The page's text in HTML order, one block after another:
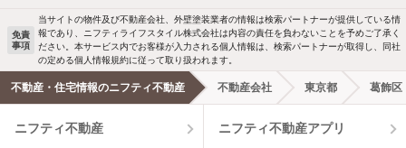
免責
事項
当サイトの物件及び不動産会社、外壁塗装業者の情報は検索パートナーが提供している情
報であり、ニフティライフスタイル株式会社は内容の責任を負わないことを予めご了承く
ださい。本サービス内でお客様が入力される個人情報は、検索パートナーが取得し、同社
の定める個人情報規約に従って取り扱われます。
不動産・住宅情報のニフティ不動産 不動産会社 東京都 葛飾区
ニフティ不動産 ニフティ不動産アプリ